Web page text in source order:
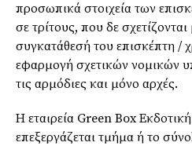
προσωπικά στοιχεία των
σε τρίτους, που δε
συγκατάθεσή του επισκέπτη /
εφαρμογή σχετικών νομικών
τις αρμόδιες και μόνο αρχές.
Η εταιρεία Green Box
επεξεργάζεται τμήμα ή το